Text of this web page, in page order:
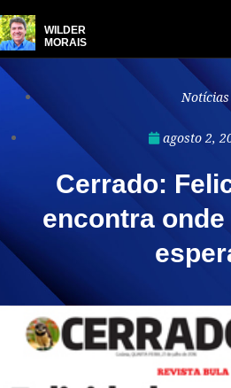
WILDER
MORAIS
Notícias
agosto 2,
Cerrado:
encontra